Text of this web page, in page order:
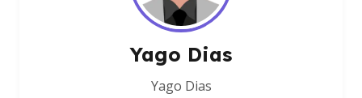
Yago Dias
Yago Dias